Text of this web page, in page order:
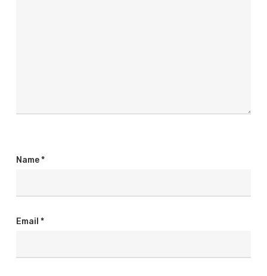
Name*
Email *